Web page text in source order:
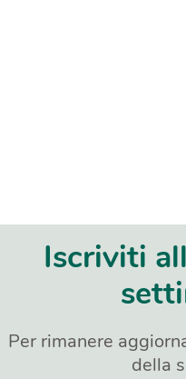
Iscriviti
Per rimanere
della